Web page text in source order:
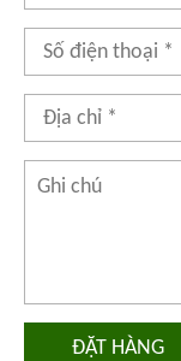
ĐẶT HÀNG